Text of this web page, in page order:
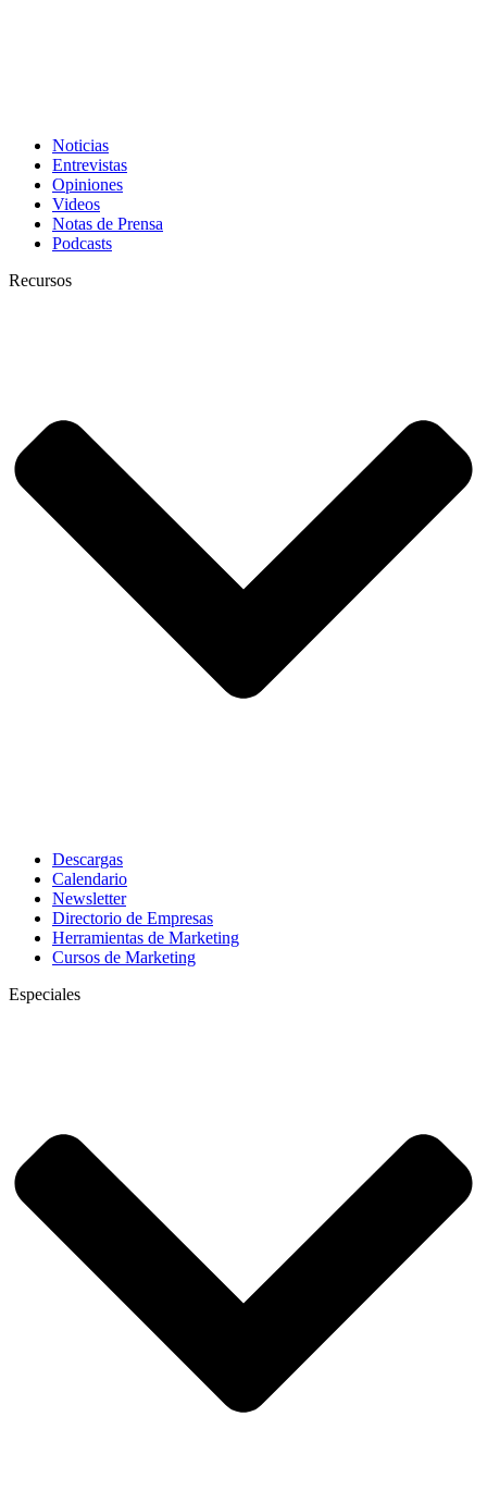
Noticias
Entrevistas
Opiniones
Videos
Notas de Prensa
Podcasts
Recursos
Descargas
Calendario
Newsletter
Directorio de Empresas
Herramientas de Marketing
Cursos de Marketing
Especiales